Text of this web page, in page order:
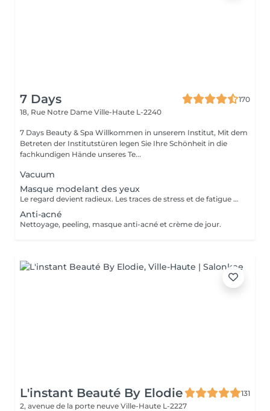
7 Days
170
18, Rue Notre Dame Ville-Haute L-2240
7 Days Beauty & Spa Willkommen in unserem Institut, Mit dem
Betreten der Institutstüren legen Sie Ihre Schönheit in die
fachkundigen Hände unseres Te...
Vacuum
Masque modelant des yeux
Le regard devient radieux. Les traces de stress et de fatigue disparaissent. La zone des yeux est resplendissante, jeune, lisse et fraîche. Parfait pour des lignes fines et des ondulations autour des yeux gonflés et des cernes.
Anti-acné
Nettoyage, peeling, masque anti-acné et crème de jour.
L'instant Beauté By Elodie
131
2, avenue de la porte neuve Ville-Haute L-2227